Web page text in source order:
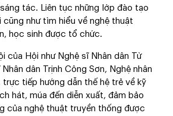
tác. Liên tục những lớp đào tạo
cũng như tìm hiểu về nghệ thuật
học sinh được tổ chức.
của Hội như Nghệ sĩ Nhân dân Từ
dân Trịnh Công Sơn, Nghệ nhân
tiếp hướng dẫn thế hệ trẻ về kỹ
hát, múa đến diễn xuất, đảm bảo
của nghệ thuật truyền thống được